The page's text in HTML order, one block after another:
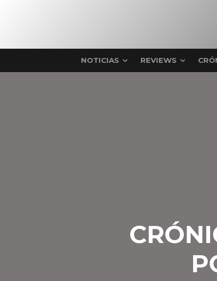
NOTICIAS REVIEWS